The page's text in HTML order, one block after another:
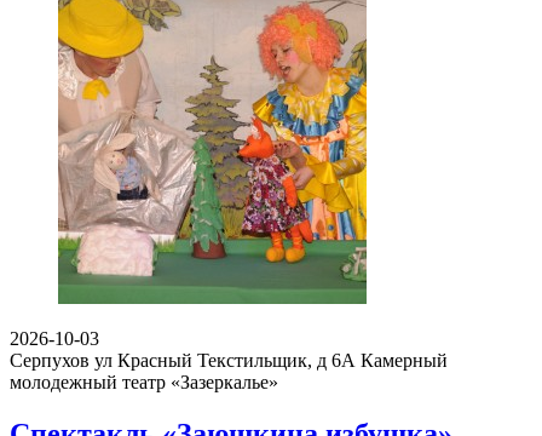
2026-10-03
Серпухов ул Красный Текстильщик, д 6А Камерный
молодежный театр «Зазеркалье»